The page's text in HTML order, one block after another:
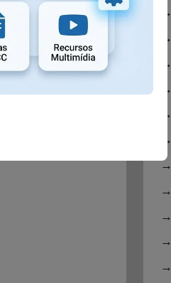
→
→
→
→
→
→
→